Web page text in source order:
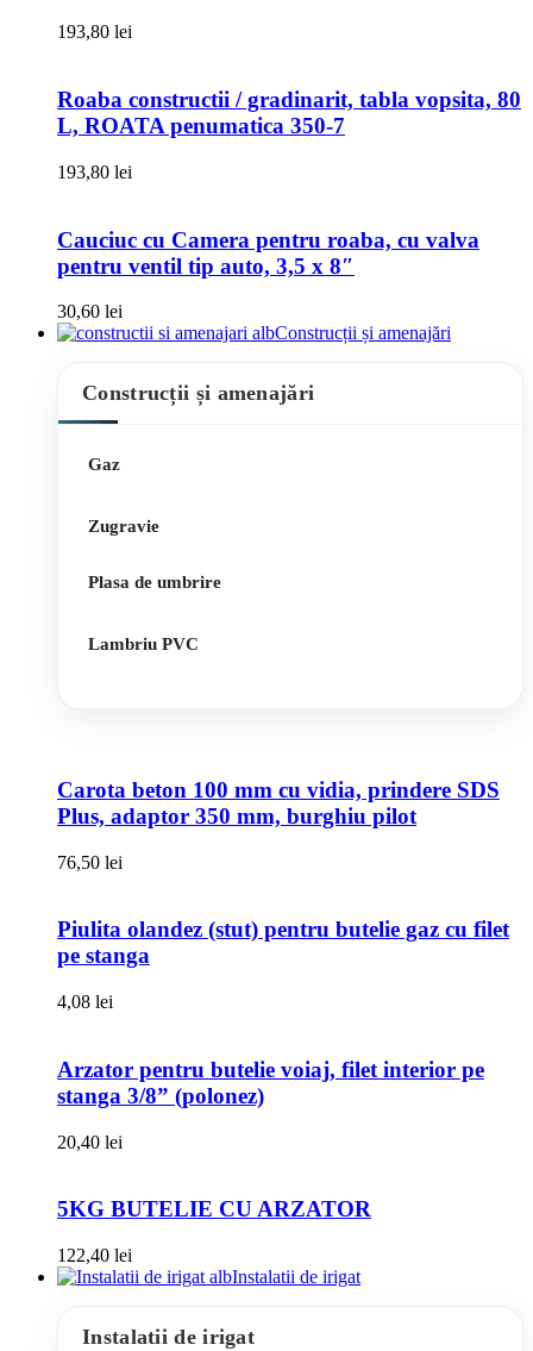
193,80 lei
Roaba constructii / gradinarit, tabla vopsita, 80
L, ROATA penumatica 350-7
193,80 lei
Cauciuc cu Camera pentru roaba, cu valva
pentru ventil tip auto, 3,5 x 8″
30,60 lei
Construcții și amenajări
Construcții și amenajări
Gaz
Zugravie
Plasa de umbrire
Lambriu PVC
Carota beton 100 mm cu vidia, prindere SDS
Plus, adaptor 350 mm, burghiu pilot
76,50 lei
Piulita olandez (stut) pentru butelie gaz cu filet
pe stanga
4,08 lei
Arzator pentru butelie voiaj, filet interior pe
stanga 3/8” (polonez)
20,40 lei
5KG BUTELIE CU ARZATOR
122,40 lei
Instalatii de irigat
Instalatii de irigat